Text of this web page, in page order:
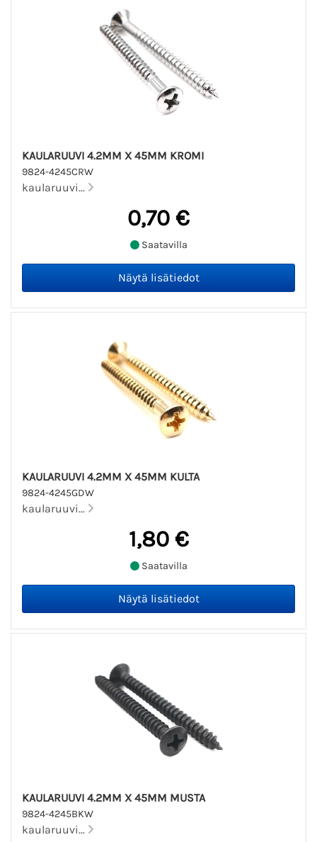
KAULARUUVI 4.2MM X 45MM KROMI
9824-4245CRW
kaularuuvi...
0,70 €
Saatavilla
KAULARUUVI 4.2MM X 45MM KULTA
9824-4245GDW
kaularuuvi...
1,80 €
Saatavilla
KAULARUUVI 4.2MM X 45MM MUSTA
9824-4245BKW
kaularuuvi...